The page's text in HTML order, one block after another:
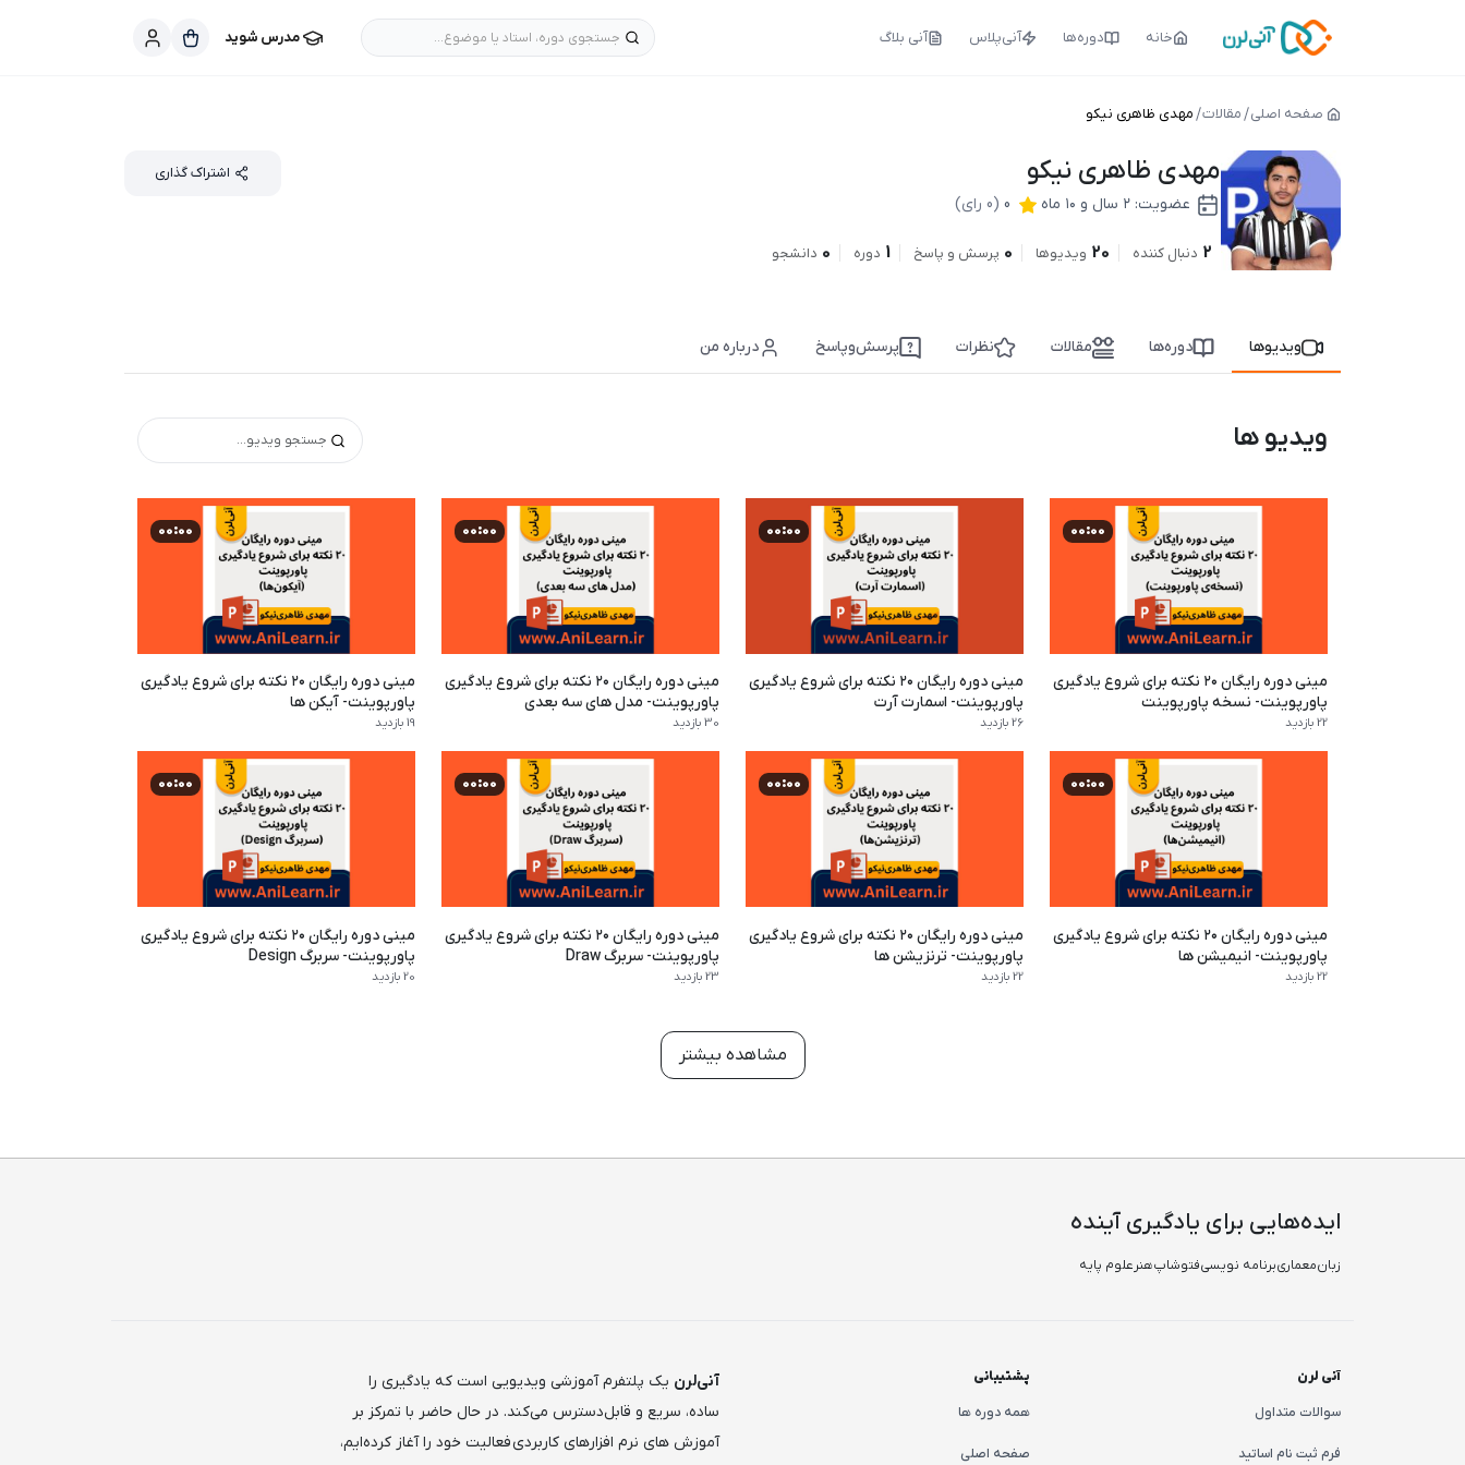
خانه دوره‌ها آنی‌پلاس آنی بلاگ جستجوی دوره، استاد یا موضوع... مدرس شوید
صفحه اصلی مقالات مهدی ظاهری نیکو
مهدی ظاهری نیکو
عضویت: ۲ سال و ۱۰ ماه 0 (0 رای)
2 دنبال کننده 20 ویدیوها 0 پرسش و پاسخ 1 دوره 0 دانشجو
اشتراک گذاری
ویدیوها دوره‌ها مقالات نظرات پرسش‌و‌پاسخ درباره من
ویدیو ها
00:00
مینی دوره رایگان ۲۰ نکته برای شروع یادگیری
پاورپوینت- نسخه پاورپوینت
22 بازدید
00:00
مینی دوره رایگان ۲۰ نکته برای شروع یادگیری
پاورپوینت- اسمارت آرت
26 بازدید
00:00
مینی دوره رایگان ۲۰ نکته برای شروع یادگیری
پاورپوینت- مدل های سه بعدی
30 بازدید
00:00
مینی دوره رایگان ۲۰ نکته برای شروع یادگیری
پاورپوینت- آیکن ها
19 بازدید
00:00
مینی دوره رایگان ۲۰ نکته برای شروع یادگیری
پاورپوینت- انیمیشن ها
22 بازدید
00:00
مینی دوره رایگان ۲۰ نکته برای شروع یادگیری
پاورپوینت- ترنزیشن ها
22 بازدید
00:00
مینی دوره رایگان ۲۰ نکته برای شروع یادگیری
پاورپوینت- سربرگ Draw
23 بازدید
00:00
مینی دوره رایگان ۲۰ نکته برای شروع یادگیری
پاورپوینت- سربرگ Design
20 بازدید
مشاهده بیشتر
ایده‌هایی برای یادگیری آینده
زبانمعماریبرنامه نویسیفتوشاپهنر علوم پایه
آنی لرن
سوالات متداول
فرم ثبت نام اساتید
پشتیبانی
همه دوره ها
صفحه اصلی
آنی‌لرن یک پلتفرم آموزشی ویدیویی است که یادگیری را
ساده، سریع و قابل‌دسترس می‌کند. در حال حاضر با تمرکز بر
آموزش های نرم افزارهای کاربردی فعالیت خود را آغاز کرده‌ایم،